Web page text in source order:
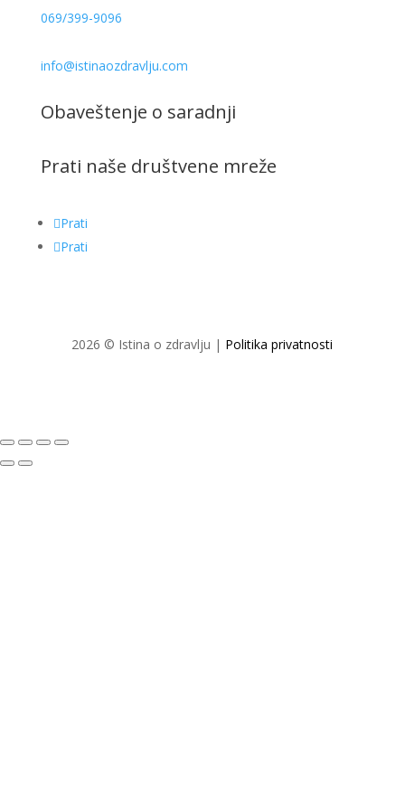
069/399-9096
info@istinaozdravlju.com
Obaveštenje o saradnji
Prati naše društvene mreže
Prati
Prati
2026 © Istina o zdravlju | Politika privatnosti